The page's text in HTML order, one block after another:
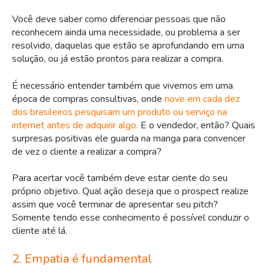
Você deve saber como diferenciar pessoas que não
reconhecem ainda uma necessidade, ou problema a ser
resolvido, daquelas que estão se aprofundando em uma
solução, ou já estão prontos para realizar a compra.
É necessário entender também que vivemos em uma
época de compras consultivas, onde nove em cada dez
dos brasileiros pesquisam um produto ou serviço na
internet antes de adquirir algo. E o vendedor, então? Quais
surpresas positivas ele guarda na manga para convencer
de vez o cliente a realizar a compra?
Para acertar você também deve estar ciente do seu
próprio objetivo. Qual ação deseja que o prospect realize
assim que você terminar de apresentar seu pitch?
Somente tendo esse conhecimento é possível conduzir o
cliente até lá.
2. Empatia é fundamental